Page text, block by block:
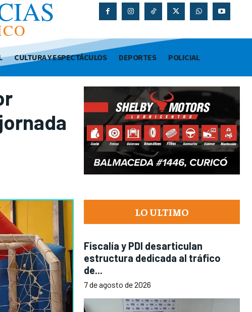
CULTURA Y ESPECTÁCULOS DEPORTES POLICIAL
LO ULTIMO
Fiscalía y PDI desarticulan
estructura dedicada al tráfico
de...
7 de agosto de 2026